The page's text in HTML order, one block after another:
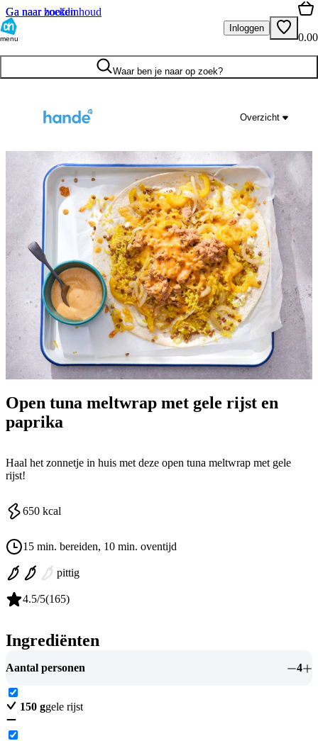
Ga naar hoofdinhoud
Ga naar zoeken
menu
Inloggen
0.00
Waar ben je naar op zoek?
Overzicht
Open tuna meltwrap met gele rijst en
paprika
Haal het zonnetje in huis met deze open tuna meltwrap met gele
rijst!
650 kcal
15 min. bereiden, 10 min. oventijd
pittig
4.5/5(165)
Ingrediënten
Aantal personen 4
150 ggele rijst